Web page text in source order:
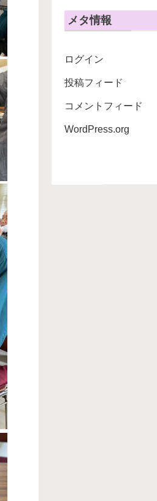
メタ情報
ログイン
投稿フィード
コメントフィード
WordPress.org